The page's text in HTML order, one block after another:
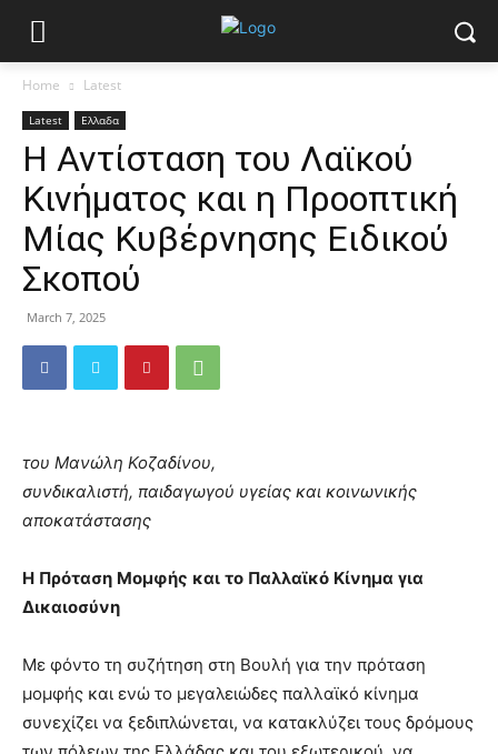
Home Latest
Latest Ελλαδα
Η Αντίσταση του Λαϊκού
Κινήματος και η Προοπτική
Μίας Κυβέρνησης Ειδικού
Σκοπού
March 7, 2025
του Μανώλη Κοζαδίνου,
συνδικαλιστή, παιδαγωγού υγείας και κοινωνικής
αποκατάστασης
Η Πρόταση Μομφής και το Παλλαϊκό Κίνημα για
Δικαιοσύνη
Με φόντο τη συζήτηση στη Βουλή για την πρόταση
μομφής και ενώ το μεγαλειώδες παλλαϊκό κίνημα
συνεχίζει να ξεδιπλώνεται, να κατακλύζει τους δρόμους